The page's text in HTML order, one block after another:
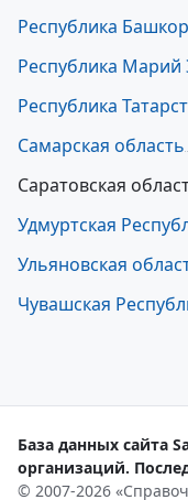
Республика
Республика Марий
Республика
Самарская область
Саратовская
Удмуртская
Ульяновская
Чувашская
База данных сайта
организаций.
© 2007-2026